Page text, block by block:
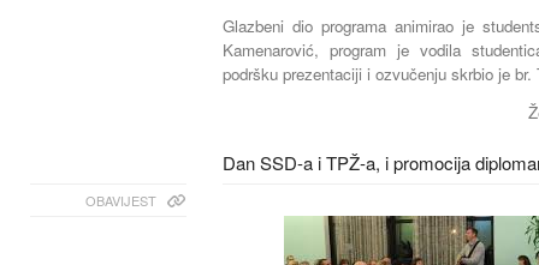
Glazbeni dio programa animirao je
Kamenarović, program je vodila
podršku prezentaciji i ozvučenju skrbio je br.
Dan SSD-a i TPŽ-a, i promocija
OBAVIJEST